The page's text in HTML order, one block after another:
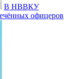
В НВВКУ
офицеров